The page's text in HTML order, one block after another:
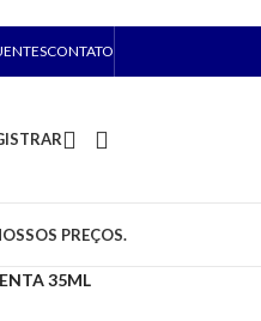
CONTATO
PREÇOS.
35ML